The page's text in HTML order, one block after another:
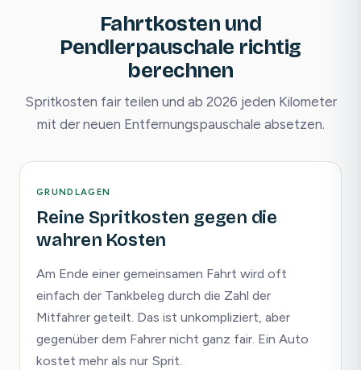
Fahrtkosten und
Pendlerpauschale richtig
berechnen
Spritkosten fair teilen und ab 2026 jeden Kilometer
mit der neuen Entfernungspauschale absetzen.
GRUNDLAGEN
Reine Spritkosten gegen die
wahren Kosten
Am Ende einer gemeinsamen Fahrt wird oft
einfach der Tankbeleg durch die Zahl der
Mitfahrer geteilt. Das ist unkompliziert, aber
gegenüber dem Fahrer nicht ganz fair. Ein Auto
kostet mehr als nur Sprit.